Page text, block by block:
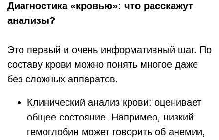
Диагностика «кровью»: что расскажут
анализы?
Это первый и очень информативный шаг. По
составу крови можно понять многое даже
без сложных аппаратов.
Клинический анализ крови: оценивает
общее состояние. Например, низкий
гемоглобин может говорить об анемии,